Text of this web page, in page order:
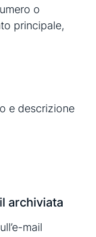
o
principale,
e descrizione
archiviata
mail